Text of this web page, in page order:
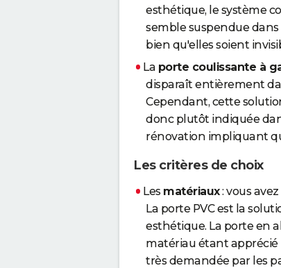
esthétique, le système
semble suspendue dans
bien qu'elles soient
La porte coulissante à
disparaît entièrement
Cependant, cette
donc plutôt indiquée
rénovation impliquant
Les critères de choix
Les matériaux: vous
La porte PVC est la
esthétique. La porte en
matériau étant apprécié
très demandée par les